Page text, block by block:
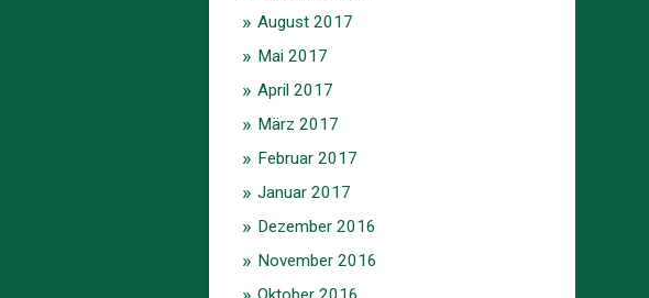
August 2017
Mai 2017
April 2017
März 2017
Februar 2017
Januar 2017
Dezember 2016
November 2016